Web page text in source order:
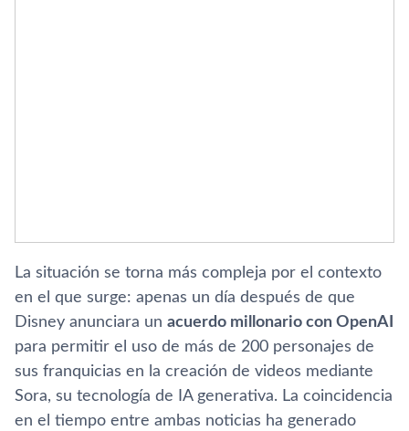
La situación se torna más compleja por el contexto
en el que surge: apenas un día después de que
Disney anunciara un acuerdo millonario con OpenAI
para permitir el uso de más de 200 personajes de
sus franquicias en la creación de videos mediante
Sora, su tecnología de IA generativa. La coincidencia
en el tiempo entre ambas noticias ha generado